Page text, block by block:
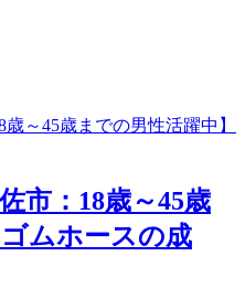
市：18歳～45歳
ムホースの成